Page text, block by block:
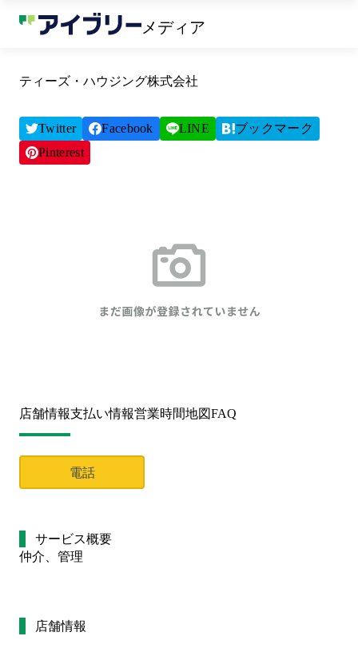
メディア
ティーズ・ハウジング株式会社
Twitter Facebook LINE
ブックマーク
Pinterest
店舗情報支払い情報営業時間地図FAQ
電話
サービス概要
仲介、管理
店舗情報